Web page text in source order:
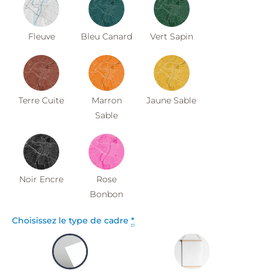
Fleuve Bleu Canard Vert Sapin
Terre Cuite
Marron
Sable
Jaune Sable
Noir Encre
Rose
Bonbon
Choisissez le type de cadre *